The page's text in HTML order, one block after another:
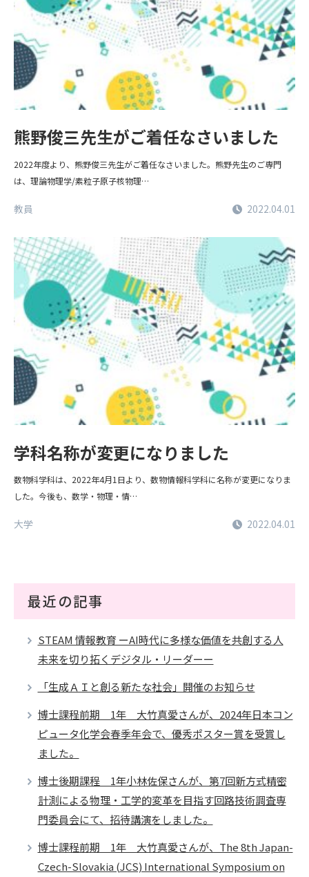
熊野俊三先生がご着任なさいました
2022年度より、熊野俊三先生がご着任なさいました。熊野先生のご専門
は、理論物理学/素粒子原子核物理…
教員 2022.04.01
学科名称が変更になりました
数物科学科は、2022年4月1日より、数物情報科学科に名称が変更になりま
した。今後も、数学・物理・情…
大学 2022.04.01
最近の記事
STEAM 情報教育 ーAI時代に多様な価値を共創する人
未来を切り拓くデジタル・リーダーー
「生成ＡＩと創る新たな社会」開催のお知らせ
博士課程前期 1年 大竹真愛さんが、2024年日本コン
ピュータ化学会春季年会で、優秀ポスター賞を受賞し
ました。
博士後期課程 1年小林佐保さんが、第7回新方式精密
計測による物理・工学的変革を目指す回路技術調査専
門委員会にて、招待講演をしました。
博士課程前期 1年 大竹真愛さんが、The 8th Japan-
Czech-Slovakia (JCS) International Symposium on